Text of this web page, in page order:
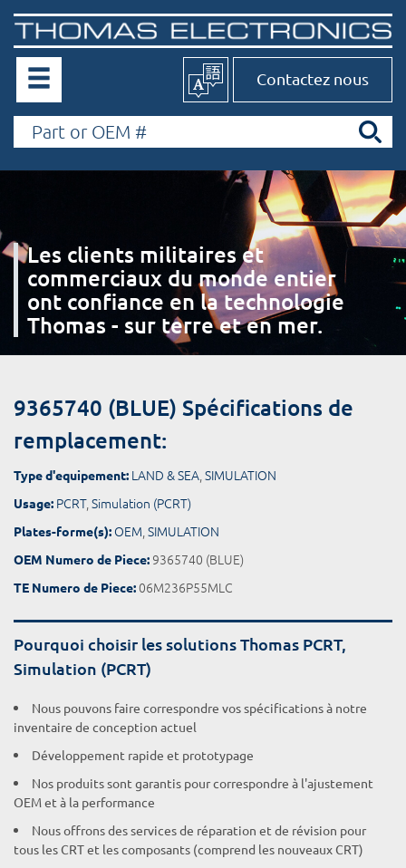
Contactez nous
Les clients militaires et
commerciaux du monde entier
ont confiance en la technologie
Thomas - sur terre et en mer.
9365740 (BLUE) Spécifications de
remplacement:
Type d'equipement: LAND & SEA,SIMULATION
Usage: PCRT,Simulation (PCRT)
Plates-forme(s): OEM,SIMULATION
OEM Numero de Piece: 9365740 (BLUE)
TE Numero de Piece:06M236P55MLC
Pourquoi choisir les solutions Thomas PCRT,
Simulation (PCRT)
Nous pouvons faire correspondre vos spécifications à notre
inventaire de conception actuel
Développement rapide et prototypage
Nos produits sont garantis pour correspondre à l'ajustement
OEM et à la performance
Nous offrons des services de réparation et de révision pour
tous les CRT et les composants (comprend les nouveaux CRT)